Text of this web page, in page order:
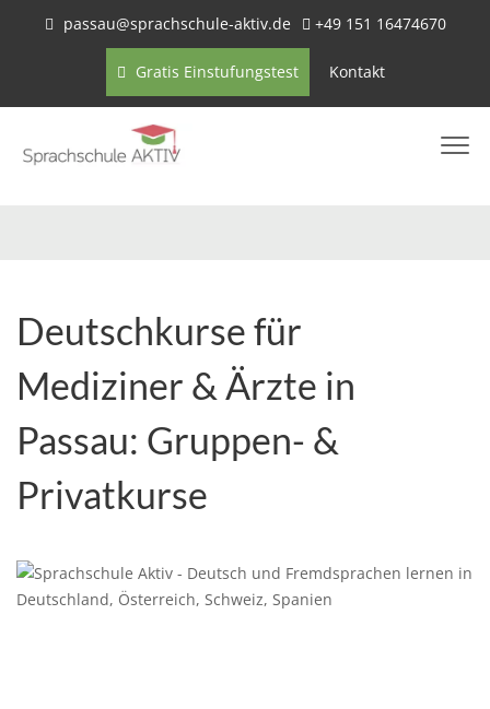
passau@sprachschule-aktiv.de +49 151 16474670
Gratis Einstufungstest Kontakt
Deutschkurse für
Mediziner & Ärzte in
Passau: Gruppen- &
Privatkurse